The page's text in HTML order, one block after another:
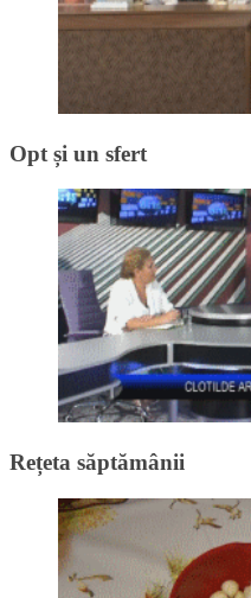
Opt și un sfert
Rețeta săptămânii